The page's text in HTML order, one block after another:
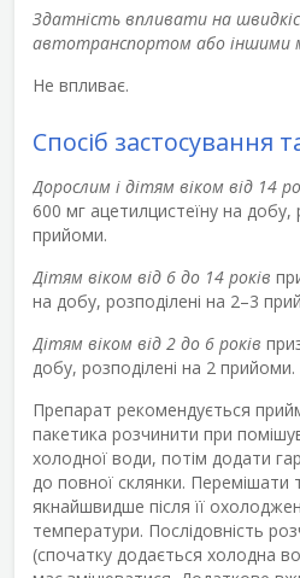
Здатність впливати на
автотранспортом або іншими
Не впливає.
Спосіб застосування
Дорослим і дітям віком від 14
600 мг ацетилцистеїну на добу,
прийоми.
Дітям віком від 6 до 14 років
на добу, розподілені на 2–3
Дітям віком від 2 до 6 років
добу, розподілені на 2 прийоми.
Препарат рекомендується
пакетика розчинити при
холодної води, потім додати
до повної склянки. Перемішати
якнайшвидше після її
температури. Послідовність
(спочатку додається холодна